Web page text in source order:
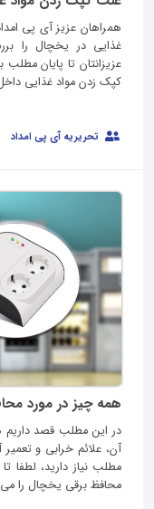
همراهان عزیز آی پی
غذایی در یخچال را
عزیزانتان تا پایان مطلب
کپک زدن مواد غذایی
تحریریه آی پی امداد
همه چیز در مورد
در این مطلب قصد داریم
آن، علائم خرابی و
مطلب نیاز دارید، لطفا
محافظ برقی یخچال را